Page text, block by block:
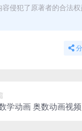
侵犯了原著者的合法
学动画 奥数动画视